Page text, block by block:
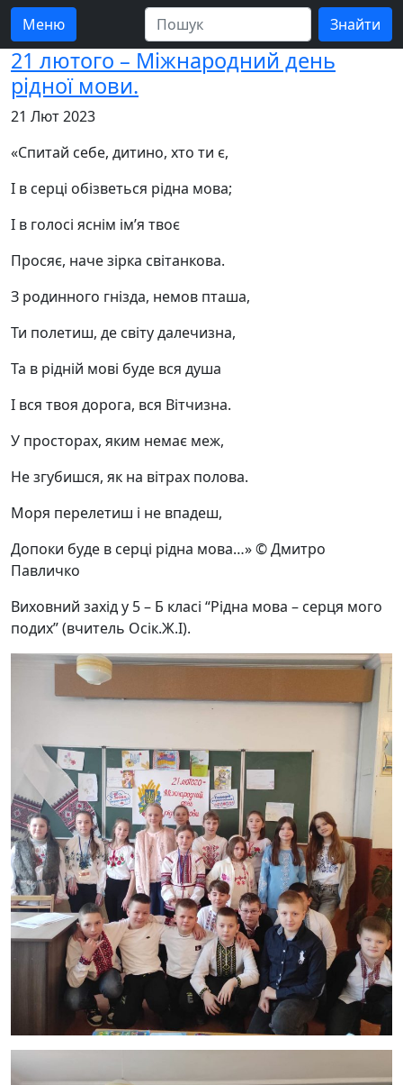
Меню
21 лютого – Міжнародний день
рідної мови.
21 Лют 2023
«Спитай себе, дитино, хто ти є,
І в серці обізветься рідна мова;
І в голосі яснім ім’я твоє
Просяє, наче зірка світанкова.
З родинного гнізда, немов пташа,
Ти полетиш, де світу далечизна,
Та в рідній мові буде вся душа
І вся твоя дорога, вся Вітчизна.
У просторах, яким немає меж,
Не згубишся, як на вітрах полова.
Моря перелетиш і не впадеш,
Допоки буде в серці рідна мова…» © Дмитро
Павличко
Виховний захід у 5 – Б класі “Рідна мова – серця мого
подих” (вчитель Осік.Ж.І).